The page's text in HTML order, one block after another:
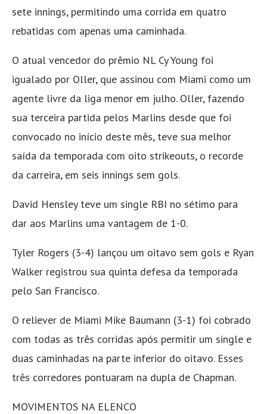
sete innings, permitindo uma corrida em quatro
rebatidas com apenas uma caminhada.
O atual vencedor do prêmio NL Cy Young foi
igualado por Oller, que assinou com Miami como um
agente livre da liga menor em julho. Oller, fazendo
sua terceira partida pelos Marlins desde que foi
convocado no início deste mês, teve sua melhor
saída da temporada com oito strikeouts, o recorde
da carreira, em seis innings sem gols.
David Hensley teve um single RBI no sétimo para
dar aos Marlins uma vantagem de 1-0.
Tyler Rogers (3-4) lançou um oitavo sem gols e Ryan
Walker registrou sua quinta defesa da temporada
pelo San Francisco.
O reliever de Miami Mike Baumann (3-1) foi cobrado
com todas as três corridas após permitir um single e
duas caminhadas na parte inferior do oitavo. Esses
três corredores pontuaram na dupla de Chapman.
MOVIMENTOS NA ELENCO